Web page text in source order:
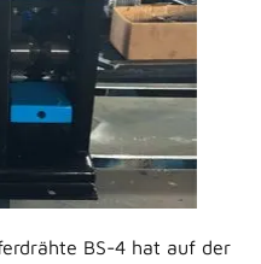
BS-4 hat auf der